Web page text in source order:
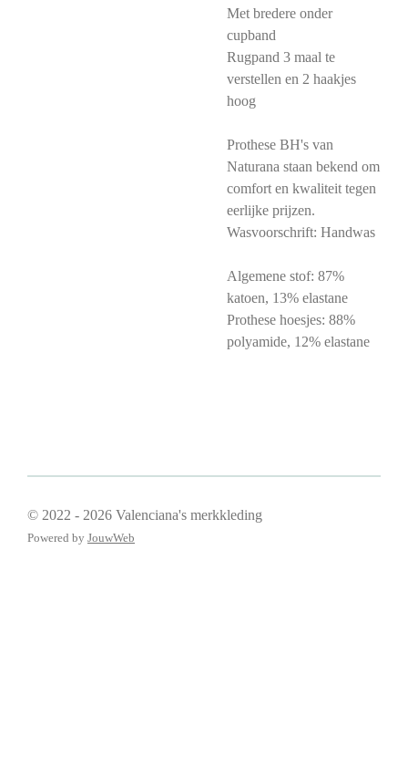
Met bredere onder
cupband
Rugpand 3 maal te
verstellen en 2 haakjes
hoog
Prothese BH's van
Naturana staan bekend om
comfort en kwaliteit tegen
eerlijke prijzen.
Wasvoorschrift: Handwas
Algemene stof: 87%
katoen, 13% elastane
Prothese hoesjes: 88%
polyamide, 12% elastane
© 2022 - 2026 Valenciana's merkkleding
Powered by JouwWeb